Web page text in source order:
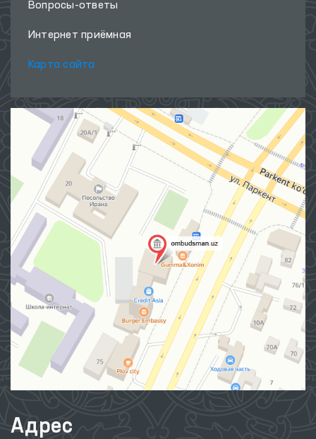
Вопросы-ответы
Интернет приёмная
Карта сайта
Адрес